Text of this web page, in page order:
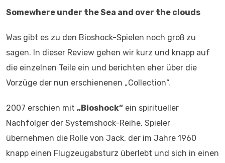
Somewhere under the Sea and over the clouds
Was gibt es zu den Bioshock-Spielen noch groß zu
sagen. In dieser Review gehen wir kurz und knapp auf
die einzelnen Teile ein und berichten eher über die
Vorzüge der nun erschienenen „Collection“.
2007 erschien mit „Bioshock“ ein spiritueller
Nachfolger der Systemshock-Reihe. Spieler
übernehmen die Rolle von Jack, der im Jahre 1960
knapp einen Flugzeugabsturz überlebt und sich in einen